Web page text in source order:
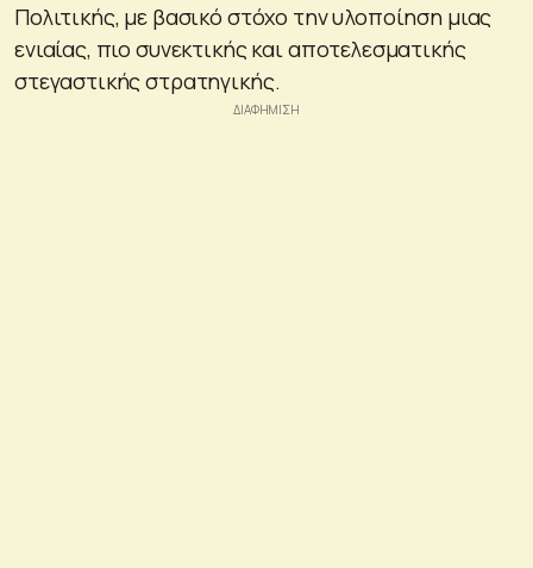
Πολιτικής, με βασικό στόχο την υλοποίηση μιας
ενιαίας, πιο συνεκτικής και αποτελεσματικής
στεγαστικής στρατηγικής.